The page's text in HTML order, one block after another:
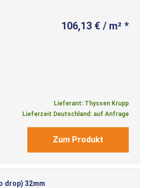
106,13 € / m² *
Lieferant: Thyssen Krupp
Lieferzeit Deutschland: auf Anfrage
Zum Produkt
drop) 32mm